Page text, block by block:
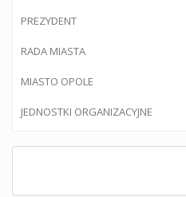
PREZYDENT
RADA MIASTA
MIASTO OPOLE
JEDNOSTKI ORGANIZACYJNE